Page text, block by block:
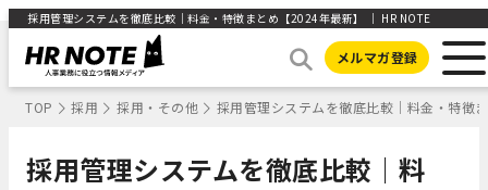
採用管理システムを徹底比較｜料金・特徴まとめ【2024年最新】 ｜ HR NOTE
メルマガ登録
TOP 採用 採用・その他 採用管理システムを徹底比較｜料金・特徴
採用管理システムを徹底比較｜料